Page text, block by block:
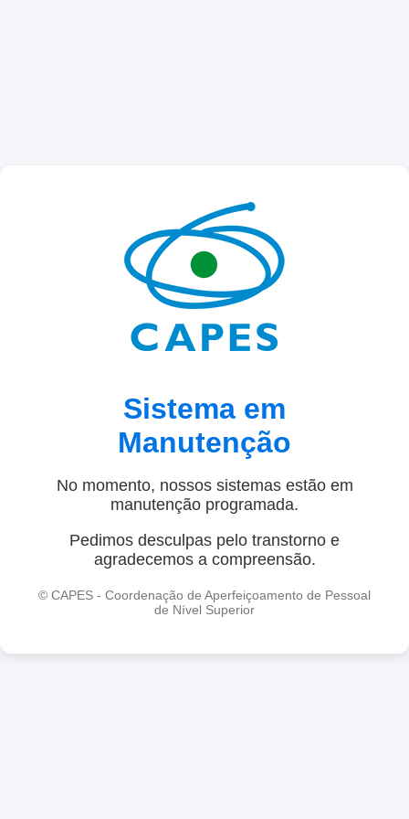
Sistema em
Manutenção
No momento, nossos sistemas estão em
manutenção programada.
Pedimos desculpas pelo transtorno e
agradecemos a compreensão.
© CAPES - Coordenação de Aperfeiçoamento de Pessoal
de Nível Superior